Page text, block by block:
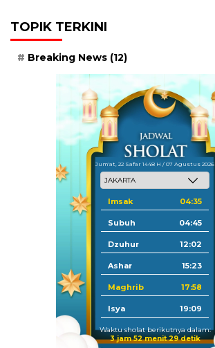
TOPIK TERKINI
Breaking News (12)
Jum'at, 22 Safar 1448 H / 07 Agustus 2026
Imsak 04:35
Subuh 04:45
Dzuhur 12:02
Ashar 15:23
Maghrib 17:58
Isya 19:09
Waktu sholat berikutnya dalam:
3 jam 52 menit 27 detik